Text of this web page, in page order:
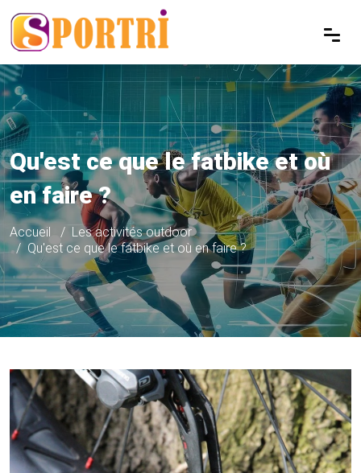
Qu'est ce que le fatbike et où
en faire ?
Accueil
Les activités outdoor
Qu'est ce que le fatbike et où en faire ?